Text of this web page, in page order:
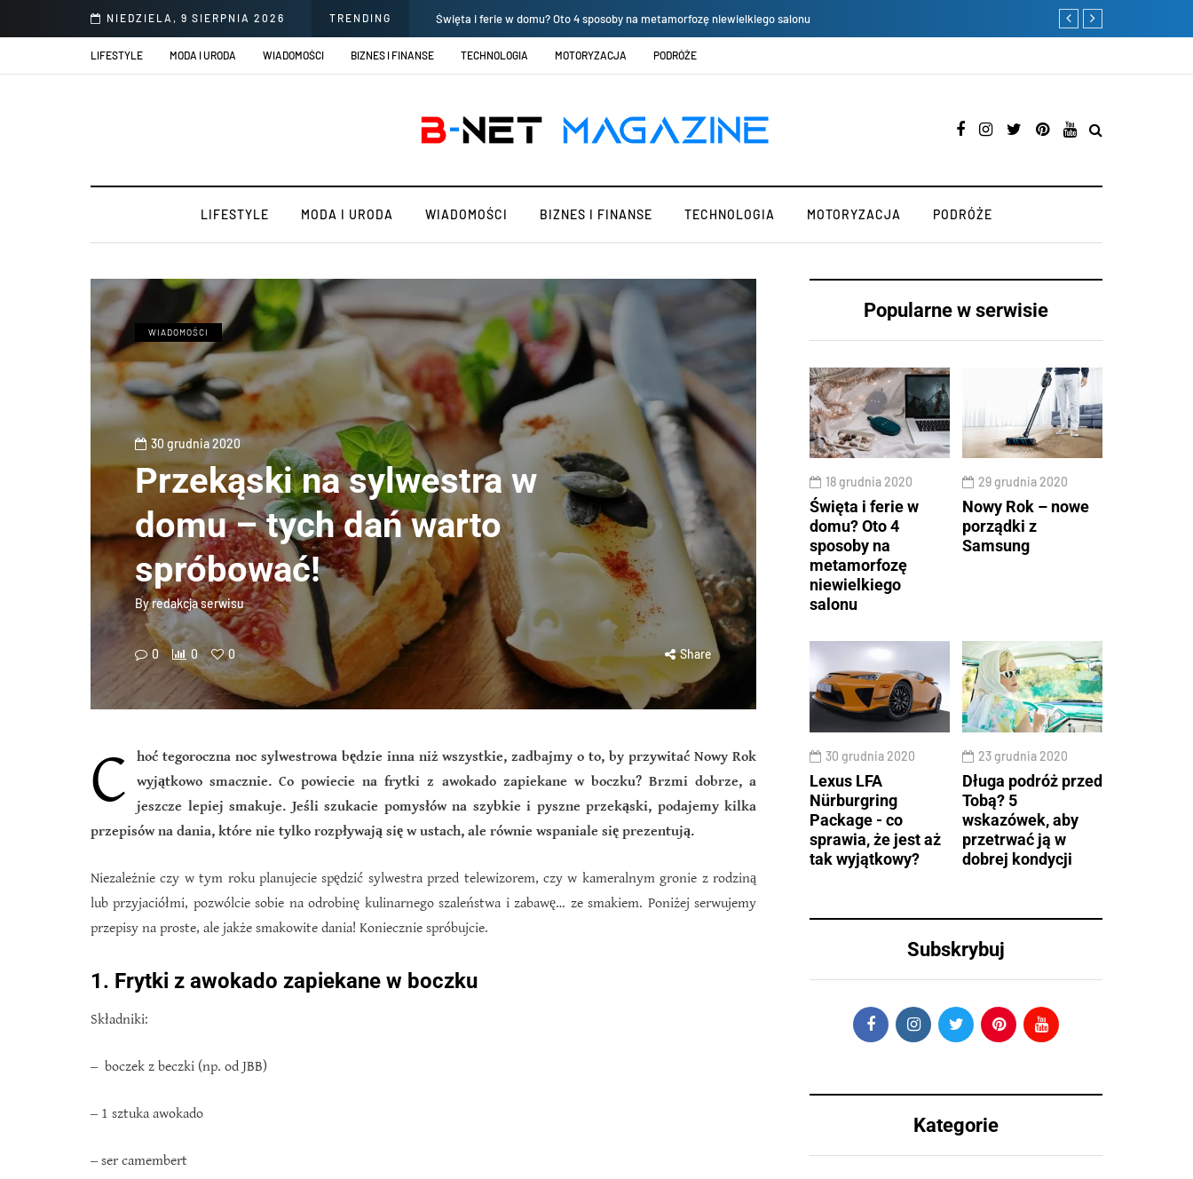
NIEDZIELA, 9 SIERPNIA 2026 TRENDING Święta i ferie w domu? Oto 4 sposoby na metamorfozę niewielkiego salonu Długa podróż
LIFESTYLE MODA I URODA WIADOMOŚCI BIZNES I FINANSE TECHNOLOGIA MOTORYZACJA PODRÓŻE
LIFESTYLE MODA I URODA WIADOMOŚCI BIZNES I FINANSE TECHNOLOGIA MOTORYZACJA PODRÓŻE
WIADOMOŚCI
30 grudnia 2020
Przekąski na sylwestra w
domu – tych dań warto
spróbować!
Byredakcja serwisu
0 0 0 Share
C
hoć tegoroczna noc sylwestrowa będzie inna niż wszystkie, zadbajmy o to, by przywitać Nowy Rok
wyjątkowo smacznie. Co powiecie na frytki z awokado zapiekane w boczku? Brzmi dobrze, a
jeszcze lepiej smakuje. Jeśli szukacie pomysłów na szybkie i pyszne przekąski, podajemy kilka
przepisów na dania, które nie tylko rozpływają się w ustach, ale równie wspaniale się prezentują.
Niezależnie czy w tym roku planujecie spędzić sylwestra przed telewizorem, czy w kameralnym gronie z rodziną
lub przyjaciółmi, pozwólcie sobie na odrobinę kulinarnego szaleństwa i zabawę… ze smakiem. Poniżej serwujemy
przepisy na proste, ale jakże smakowite dania! Koniecznie spróbujcie.
1. Frytki z awokado zapiekane w boczku
Składniki:
‒ boczek z beczki (np. od JBB)
‒ 1 sztuka awokado
‒ ser camembert
Popularne w serwisie
18 grudnia 2020
Święta i ferie w
domu? Oto 4
sposoby na
metamorfozę
niewielkiego
salonu
29 grudnia 2020
Nowy Rok – nowe
porządki z
Samsung
30 grudnia 2020
Lexus LFA
Nürburgring
Package - co
sprawia, że jest aż
tak wyjątkowy?
23 grudnia 2020
Długa podróż przed
Tobą? 5
wskazówek, aby
przetrwać ją w
dobrej kondycji
Subskrybuj
Kategorie